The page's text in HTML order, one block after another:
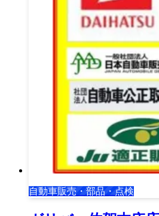
自動車販売・部品・点検